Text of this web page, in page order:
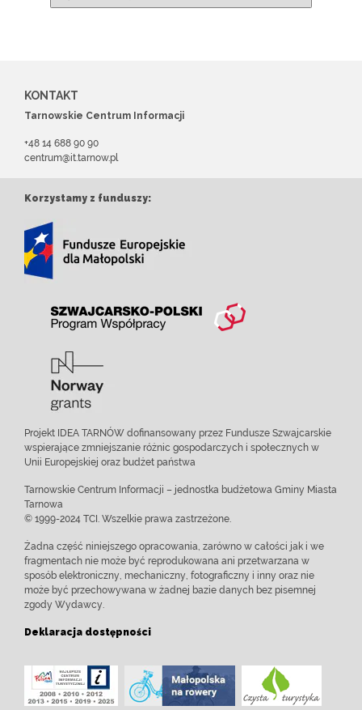
KONTAKT
Tarnowskie Centrum Informacji
+48 14 688 90 90
centrum@it.tarnow.pl
Korzystamy z funduszy:
Projekt IDEA TARNÓW dofinansowany przez Fundusze Szwajcarskie
wspierające zmniejszanie różnic gospodarczych i społecznych w
Unii Europejskiej oraz budżet państwa
Tarnowskie Centrum Informacji – jednostka budżetowa Gminy Miasta
Tarnowa
© 1999-2024 TCI. Wszelkie prawa zastrzeżone.
Żadna część niniejszego opracowania, zarówno w całości jak i we
fragmentach nie może być reprodukowana ani przetwarzana w
sposób elektroniczny, mechaniczny, fotograficzny i inny oraz nie
może być przechowywana w żadnej bazie danych bez pisemnej
zgody Wydawcy.
Deklaracja dostępności